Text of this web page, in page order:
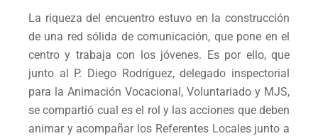
La riqueza del encuentro estuvo en la construcción
de una red sólida de comunicación, que pone en el
centro y trabaja con los jóvenes. Es por ello, que
junto al P. Diego Rodríguez, delegado inspectorial
para la Animación Vocacional, Voluntariado y MJS,
se compartió cual es el rol y las acciones que deben
animar y acompañar los Referentes Locales junto a